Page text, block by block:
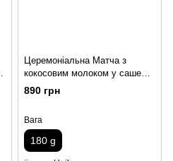
Церемоніальна Матча з
кокосовим молоком у саше
Haiku
890 грн
Вага
180 g